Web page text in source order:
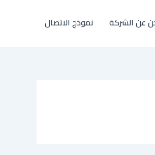
عن الشركة نموذج الاتصال